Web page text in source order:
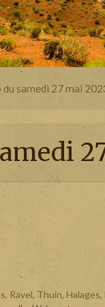
samedi 27 mai
Ravel, Thuin,